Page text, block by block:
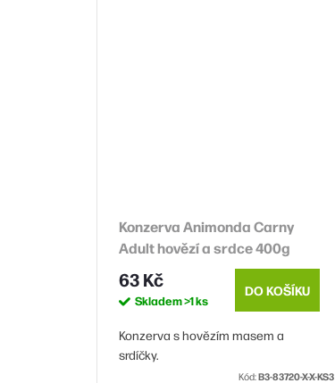
Konzerva Animonda Carny
Adult hovězí a srdce 400g
63 Kč
Skladem>1 ks
DO KOŠÍKU
Konzerva s hovězím masem a
srdíčky.
Kód:B3-83720-X-X-KS3